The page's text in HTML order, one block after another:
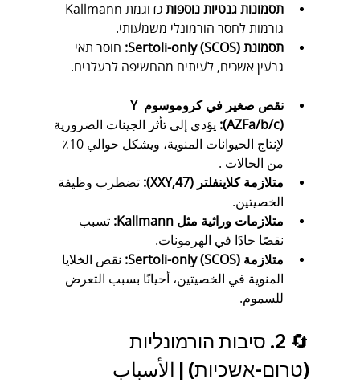
תסמונות גנטיות נוספות
כדוגמת Kallmann –
גורמות לחסר הורמונלי משמעותי.
תסמונת Sertoli-only (SCOS):
חוסר תאי
גרעין אשכים, לעיתים מהחשיפה לרעלנים.
نقص صغير في كروموسوم Y
(AZFa/b/c): يؤدي إلى تأثر الجينات الضرورية
لإنتاج الحيوانات المنوية، ويشكل حوالي 10٪
من الحالات .
متلازمة كلاينفلتر (47,XXY):
تضطرب وظيفة
الخصيتين.
متلازمات وراثية مثل Kallmann:
تسبب
نقصًا حادًا في الهرمونات.
متلازمة Sertoli-only (SCOS):
نقص الخلايا
المنوية في الخصيتين، أحيانًا بسبب التعرض
للسموم.
🔄 2. סיבות הורמונליות
(טרום‑אשכיות) | الأسباب